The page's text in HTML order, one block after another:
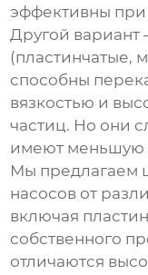
эффективны при
Другой вариант
(пластинчатые,
способны
вязкостью и
частиц. Но они
имеют меньшую
Мы предлагаем
насосов от
включая
собственного
отличаются